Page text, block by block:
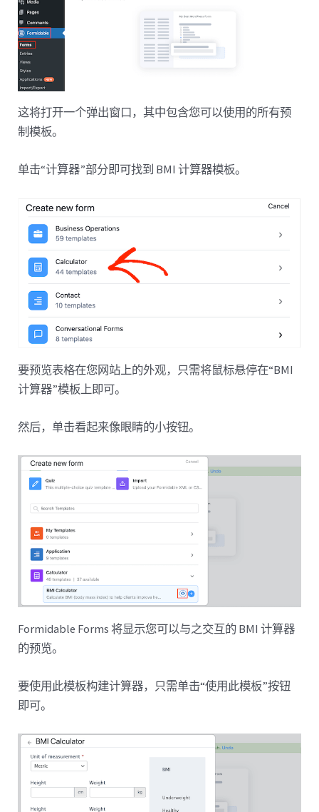
这将打开一个弹出窗口，其中包含您可以使用的所有预
制模板。
单击“计算器”部分即可找到 BMI 计算器模板。
要预览表格在您网站上的外观，只需将鼠标悬停在“BMI
计算器”模板上即可。
然后，单击看起来像眼睛的小按钮。
Formidable Forms 将显示您可以与之交互的 BMI 计算器
的预览。
要使用此模板构建计算器，只需单击“使用此模板”按钮
即可。